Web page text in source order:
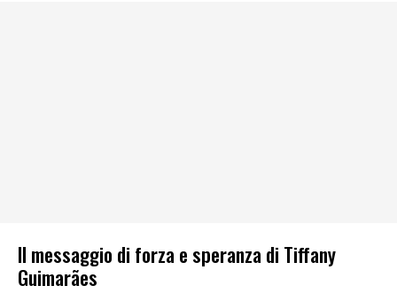
Il messaggio di forza e speranza di Tiffany
Guimarães